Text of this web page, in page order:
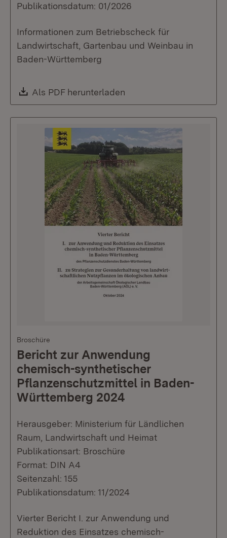
Publikationsdatum: 01/2026
Informationen zum Betriebscheck für
Landwirtschaft, Gartenbau und Weinbau in
Baden-Württemberg
Download:
Als PDF herunterladen
Broschüre
Bericht zur Anwendung
chemisch-synthetischer
Pflanzenschutzmittel in Baden-
Württemberg 2024
Herausgeber: Ministerium für Ländlichen
Raum, Landwirtschaft und Heimat
Publikationsart: Broschüre
Format: DIN A4
Seitenzahl: 155
Publikationsdatum: 11/2024
Vierter Bericht I. zur Anwendung und
Reduktion des Einsatzes chemisch-